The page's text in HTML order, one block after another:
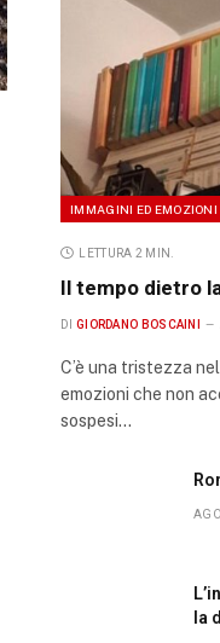
IMMAGINI ED EMOZIONI
LETTURA 2 MIN.
Il tempo dietro
DI GIORDANO BOSCAINI
C’è una tristezza
emozioni che non
sospesi…
la